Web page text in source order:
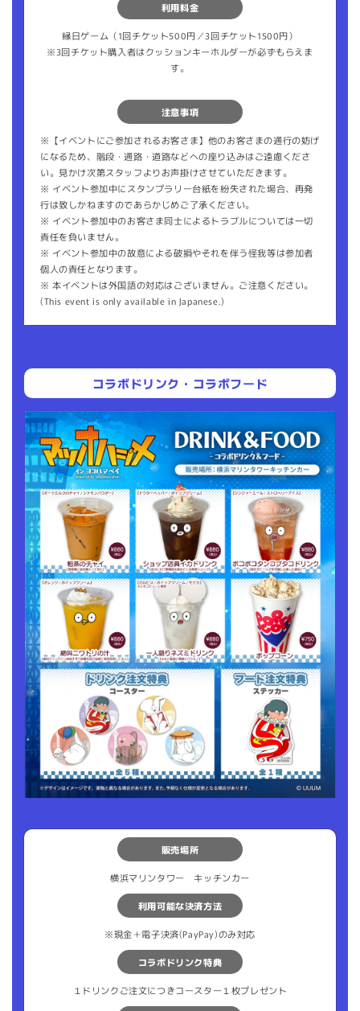
利用料金
縁日ゲーム（1回チケット500円／3回チケット1500円）
※3回チケット購入者はクッションキーホルダーが必ずもらえま
す。
注意事項
※【イベントにご参加されるお客さま】他のお客さまの通行の妨げ
になるため、階段・通路・道路などへの座り込みはご遠慮くださ
い。見かけ次第スタッフよりお声掛けさせていただきます。
※ イベント参加中にスタンプラリー台紙を紛失された場合、再発
行は致しかねますのであらかじめご了承ください。
※ イベント参加中のお客さま同士によるトラブルについては一切
責任を負いません。
※ イベント参加中の故意による破損やそれを伴う怪我等は参加者
個人の責任となります。
※ 本イベントは外国語の対応はございません。ご注意ください。
(This event is only available in Japanese.)
コラボドリンク・コラボフード
販売場所
横浜マリンタワー キッチンカー
利用可能な決済方法
※現金＋電子決済(PayPay)のみ対応
コラボドリンク特典
１ドリンクご注文につきコースター１枚プレゼント